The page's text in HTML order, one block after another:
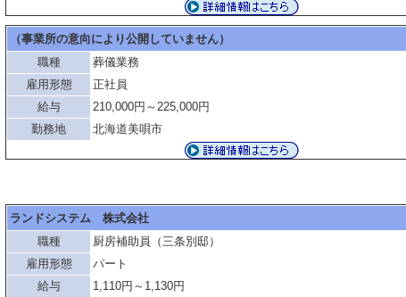
（事業所の意向により公開していません）
職種
葬儀業務
雇用形態
正社員
給与
210,000円～225,000円
勤務地
北海道美唄市
ランドシステム 株式会社
職種
厨房補助員（三条別邸）
雇用形態
パート
給与
1,110円～1,130円